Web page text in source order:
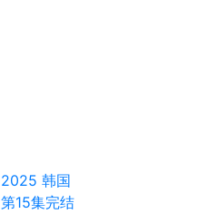
2025 韩国
第15集完结